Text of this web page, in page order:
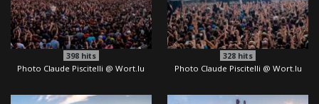
398hits
Photo Claude Piscitelli @ Wort.lu
328 hits
Photo Claude Piscitelli @ Wort.lu